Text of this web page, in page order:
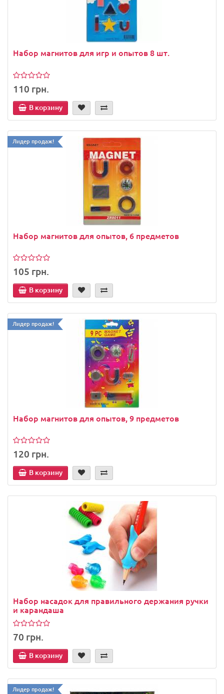
Набор магнитов для игр и опытов 8 шт.
110 грн.
В корзину
Лидер продаж!
Набор магнитов для опытов, 6 предметов
105 грн.
В корзину
Лидер продаж!
Набор магнитов для опытов, 9 предметов
120 грн.
В корзину
Набор насадок для правильного держания ручки
и карандаша
70 грн.
В корзину
Лидер продаж!